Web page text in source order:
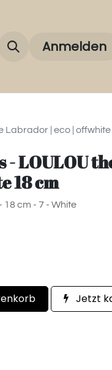
unsere Marken
Anmelden
Labrador | eco |
- LOULOU
18 cm
cm - 7 - White
Jetzt